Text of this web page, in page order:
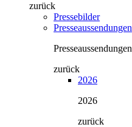
zurück
Pressebilder
Presseaussendungen
Presseaussendungen
zurück
2026
2026
zurück